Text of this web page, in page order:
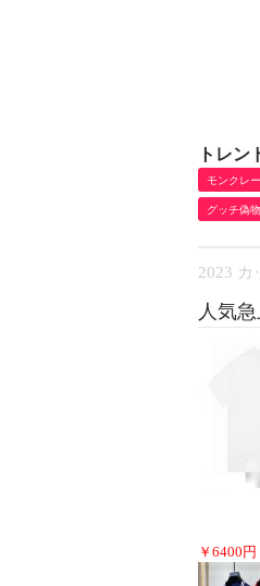
トレン
モンクレ
グッチ偽物
2023 カ
人気
￥ 6400 円